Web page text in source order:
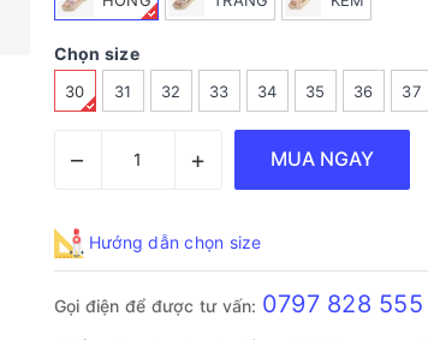
Chọn size
30 31 32 33 34 35 36 37
– + MUA NGAY
Hướng dẫn chọn size
Gọi điện để được tư vấn: 0797 828 555